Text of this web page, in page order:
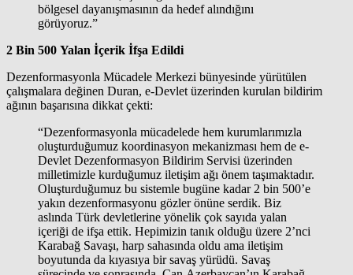
bölgesel dayanışmasının da hedef alındığını
görüyoruz.”
2 Bin 500 Yalan İçerik İfşa Edildi
Dezenformasyonla Mücadele Merkezi bünyesinde yürütülen
çalışmalara değinen Duran, e-Devlet üzerinden kurulan bildirim
ağının başarısına dikkat çekti:
“Dezenformasyonla mücadelede hem kurumlarımızla
oluşturduğumuz koordinasyon mekanizması hem de e-
Devlet Dezenformasyon Bildirim Servisi üzerinden
milletimizle kurduğumuz iletişim ağı önem taşımaktadır.
Oluşturduğumuz bu sistemle bugüne kadar 2 bin 500’e
yakın dezenformasyonu gözler önüne serdik. Biz
aslında Türk devletlerine yönelik çok sayıda yalan
içeriği de ifşa ettik. Hepimizin tanık olduğu üzere 2’nci
Karabağ Savaşı, harp sahasında oldu ama iletişim
boyutunda da kıyasıya bir savaş yürüdü. Savaş